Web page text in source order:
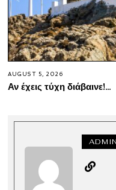
AUGUST 5, 2026
Αν έχεις τύχη διάβαινε!…
ADMIN